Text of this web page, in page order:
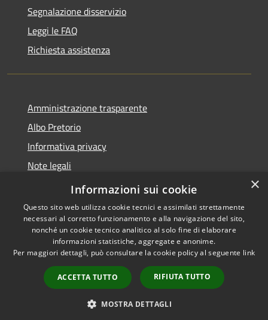
Segnalazione disservizio
Leggi le FAQ
Richiesta assistenza
Amministrazione trasparente
Albo Pretorio
Informativa privacy
Note legali
Dichiarazione di accessibilità
Accessibilità
Copyright © 2026 • Comune di
Alfedena • Powered by
Municipium•
Accesso
redazione
×
Informazioni sui cookie
Questo sito web utilizza cookie tecnici e assimilati strettamente
necessari al corretto funzionamento e alla navigazione del sito,
nonché un cookie tecnico analitico al solo fine di elaborare
informazioni statistiche, aggregate e anonime.
Per maggiori dettagli, può consultare la cookie policy al seguente link
ACCETTA TUTTO RIFIUTA TUTTO
MOSTRA DETTAGLI